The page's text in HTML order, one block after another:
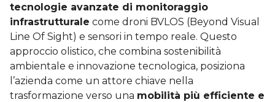
tecnologie avanzate di monitoraggio
infrastrutturale come droni BVLOS (Beyond Visual
Line Of Sight) e sensori in tempo reale. Questo
approccio olistico, che combina sostenibilità
ambientale e innovazione tecnologica, posiziona
l’azienda come un attore chiave nella
trasformazione verso una mobilità più efficiente e